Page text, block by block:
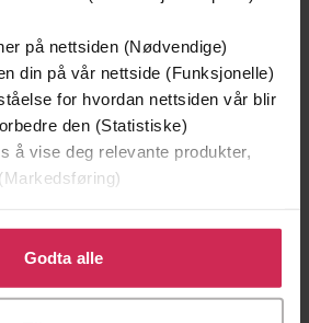
på nettsiden (Nødvendige)
din på vår nettside (Funksjonelle)
for hvordan nettsiden vår blir
den (Statistiske)
å vise deg relevante produkter,
for å gi oss ditt samtykke til å
disse formålene. Du kan også
til spesifikke formål ved å klikke
Godta alle
øye
Vredens dag
Kurt Aust
EBOK
Aust(forfatter)